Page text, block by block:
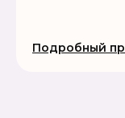
Подробный